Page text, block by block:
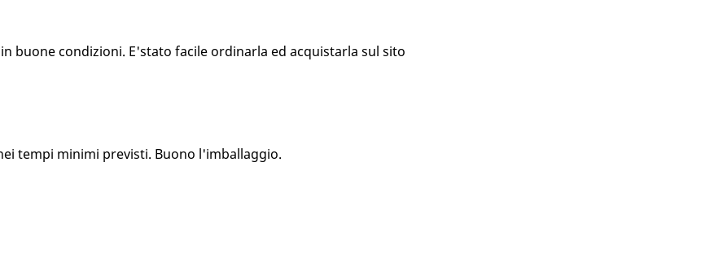
buone condizioni. E'stato facile ordinarla ed acquistarla sul sito
tempi minimi previsti. Buono l'imballaggio.